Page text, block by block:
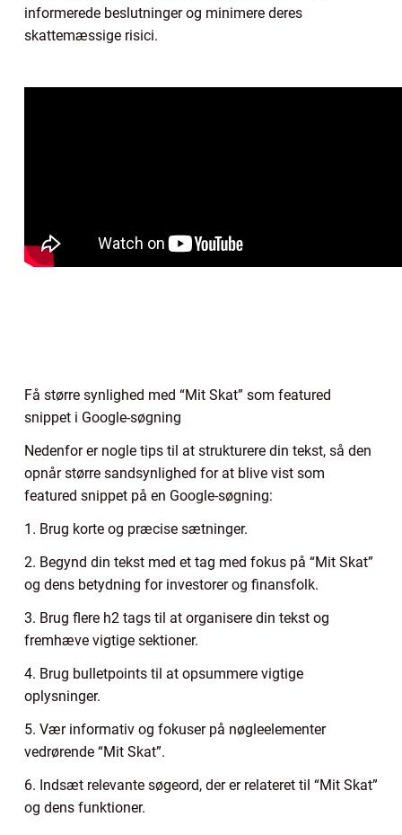
informerede beslutninger og minimere deres
skattemæssige risici.
Få større synlighed med “Mit Skat” som featured
snippet i Google-søgning
Nedenfor er nogle tips til at strukturere din tekst, så den
opnår større sandsynlighed for at blive vist som
featured snippet på en Google-søgning:
1. Brug korte og præcise sætninger.
2. Begynd din tekst med et tag med fokus på “Mit Skat”
og dens betydning for investorer og finansfolk.
3. Brug flere h2 tags til at organisere din tekst og
fremhæve vigtige sektioner.
4. Brug bulletpoints til at opsummere vigtige
oplysninger.
5. Vær informativ og fokuser på nøgleelementer
vedrørende “Mit Skat”.
6. Indsæt relevante søgeord, der er relateret til “Mit Skat”
og dens funktioner.